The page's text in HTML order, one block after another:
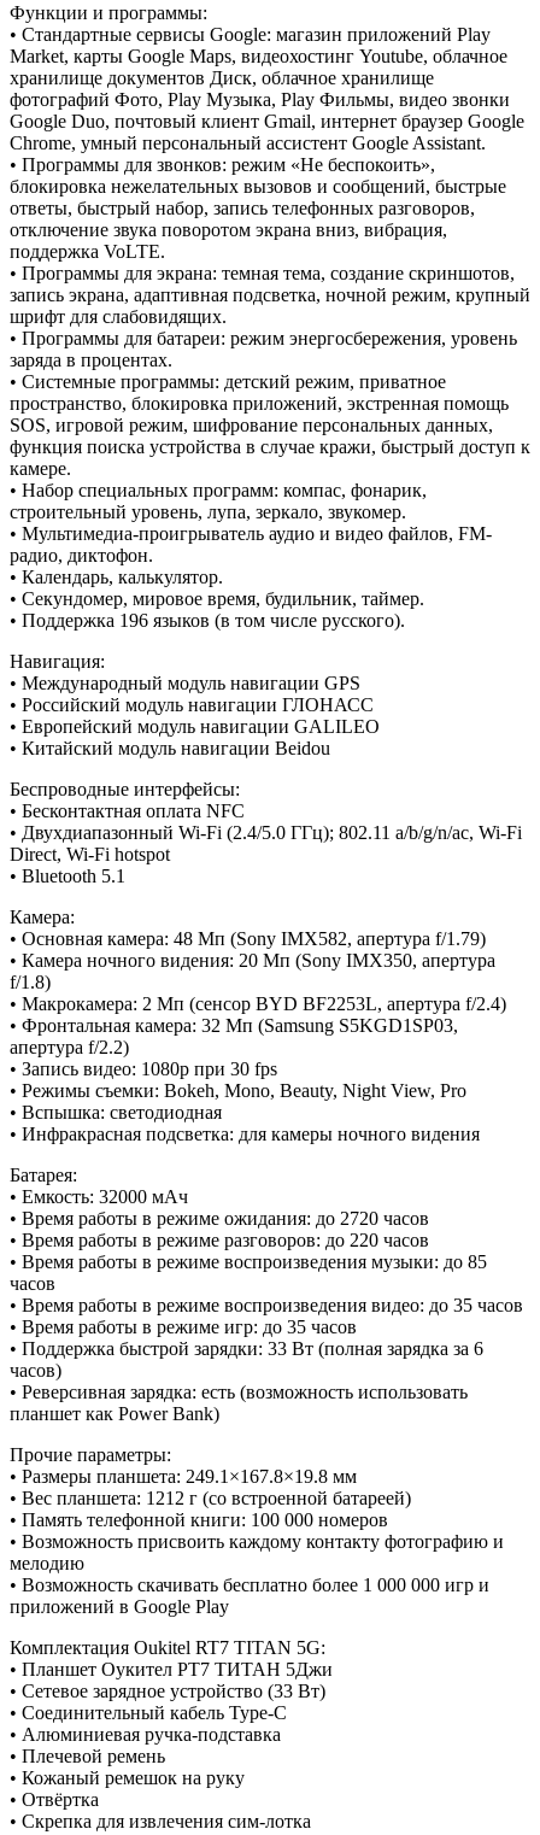
Функции и программы:
• Стандартные сервисы Google: магазин приложений Play
Market, карты Google Maps, видеохостинг Youtube, облачное
хранилище документов Диск, облачное хранилище
фотографий Фото, Play Музыка, Play Фильмы, видео звонки
Google Duo, почтовый клиент Gmail, интернет браузер Google
Chrome, умный персональный ассистент Google Assistant.
• Программы для звонков: режим «Не беспокоить»,
блокировка нежелательных вызовов и сообщений, быстрые
ответы, быстрый набор, запись телефонных разговоров,
отключение звука поворотом экрана вниз, вибрация,
поддержка VoLTE.
• Программы для экрана: темная тема, создание скриншотов,
запись экрана, адаптивная подсветка, ночной режим, крупный
шрифт для слабовидящих.
• Программы для батареи: режим энергосбережения, уровень
заряда в процентах.
• Системные программы: детский режим, приватное
пространство, блокировка приложений, экстренная помощь
SOS, игровой режим, шифрование персональных данных,
функция поиска устройства в случае кражи, быстрый доступ к
камере.
• Набор специальных программ: компас, фонарик,
строительный уровень, лупа, зеркало, звукомер.
• Мультимедиа-проигрыватель аудио и видео файлов, FM-
радио, диктофон.
• Календарь, калькулятор.
• Секундомер, мировое время, будильник, таймер.
• Поддержка 196 языков (в том числе русского).
Навигация:
• Международный модуль навигации GPS
• Российский модуль навигации ГЛОНАСС
• Европейский модуль навигации GALILEO
• Китайский модуль навигации Beidou
Беспроводные интерфейсы:
• Бесконтактная оплата NFC
• Двухдиапазонный Wi-Fi (2.4/5.0 ГГц); 802.11 a/b/g/n/ac, Wi-Fi
Direct, Wi-Fi hotspot
• Bluetooth 5.1
Камера:
• Основная камера: 48 Мп (Sony IMX582, апертура f/1.79)
• Камера ночного видения: 20 Мп (Sony IMX350, апертура
f/1.8)
• Макрокамера: 2 Мп (сенсор BYD BF2253L, апертура f/2.4)
• Фронтальная камера: 32 Мп (Samsung S5KGD1SP03,
апертура f/2.2)
• Запись видео: 1080p при 30 fps
• Режимы съемки: Bokeh, Mono, Beauty, Night View, Pro
• Вспышка: светодиодная
• Инфракрасная подсветка: для камеры ночного видения
Батарея:
• Емкость: 32000 мАч
• Время работы в режиме ожидания: до 2720 часов
• Время работы в режиме разговоров: до 220 часов
• Время работы в режиме воспроизведения музыки: до 85
часов
• Время работы в режиме воспроизведения видео: до 35 часов
• Время работы в режиме игр: до 35 часов
• Поддержка быстрой зарядки: 33 Вт (полная зарядка за 6
часов)
• Реверсивная зарядка: есть (возможность использовать
планшет как Power Bank)
Прочие параметры:
• Размеры планшета: 249.1×167.8×19.8 мм
• Вес планшета: 1212 г (со встроенной батареей)
• Память телефонной книги: 100 000 номеров
• Возможность присвоить каждому контакту фотографию и
мелодию
• Возможность скачивать бесплатно более 1 000 000 игр и
приложений в Google Play
Комплектация Oukitel RT7 TITAN 5G:
• Планшет Оукител РТ7 ТИТАН 5Джи
• Сетевое зарядное устройство (33 Вт)
• Соединительный кабель Type-C
• Алюминиевая ручка-подставка
• Плечевой ремень
• Кожаный ремешок на руку
• Отвёртка
• Скрепка для извлечения сим-лотка